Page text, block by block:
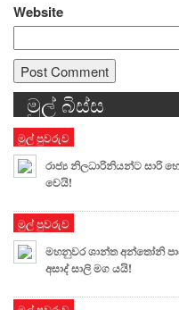
Website
Alternative:
මුල් බිස්ස
මුල් පුවරුව
රාජ්‍ය නිලධාරිනියන්ට සාරි
වෙයි!
මුල් පුවරුව
මහනුවර ශාන්ත අන්තෝනි
අසාද් සාලි මග යයි!